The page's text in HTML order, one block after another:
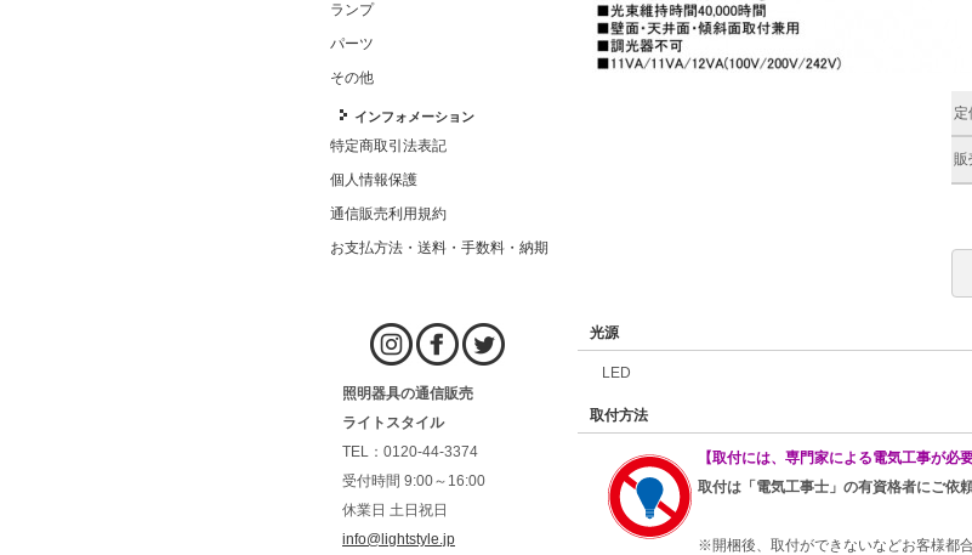
ランプ
パーツ
その他
インフォメーション
特定商取引法表記
個人情報保護
通信販売利用規約
お支払方法・送料・手数料・納期
照明器具の通信販売
ライトスタイル
TEL：0120-44-3374
受付時間 9:00～16:00
休業日 土日祝日
info@lightstyle.jp
定
販
光源
LED
取付方法
【取付には、専門家による電気工事が必要
取付は「電気工事士」の有資格者にご依頼
※開梱後、取付ができないなどお客様都